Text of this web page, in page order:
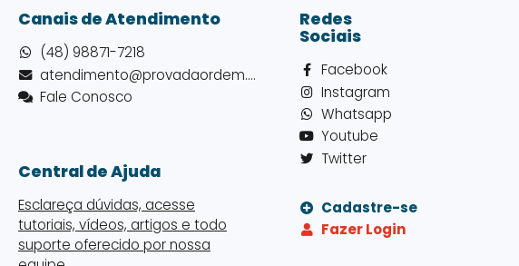
Central de Ajuda
Esclareça dúvidas, acesse
tutoriais, vídeos, artigos e todo
suporte oferecido por nossa
Canais de Atendimento
(48) 98871-7218
atendimento@provadaordem.com.br
Fale Conosco
Redes
Sociais
Facebook
Instagram
Whatsapp
Youtube
Twitter
Cadastre-se
Fazer Login